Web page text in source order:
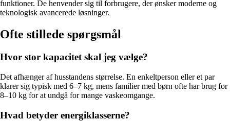
funktioner. De henvender sig til forbrugere, der ønsker moderne og
teknologisk avancerede løsninger.
Ofte stillede spørgsmål
Hvor stor kapacitet skal jeg vælge?
Det afhænger af husstandens størrelse. En enkeltperson eller et par
klarer sig typisk med 6–7 kg, mens familier med børn ofte har brug for
8–10 kg for at undgå for mange vaskeomgange.
Hvad betyder energiklasserne?